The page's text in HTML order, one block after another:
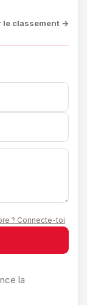
le classement →
? Connecte-toi
la